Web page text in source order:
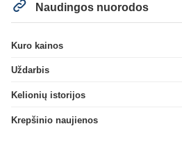
Naudingos nuorodos
Kuro kainos
Uždarbis
Kelionių istorijos
Krepšinio naujienos